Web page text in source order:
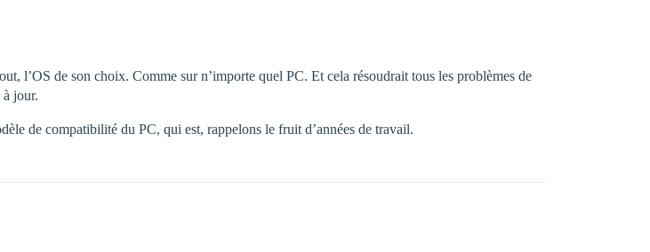
l’OS de son choix. Comme sur n’importe quel PC. Et cela résoudrait tous les problèmes de
jour.
de compatibilité du PC, qui est, rappelons le fruit d’années de travail.